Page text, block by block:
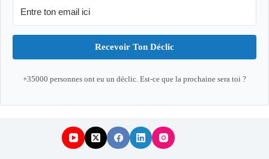
Recevoir Ton Déclic
+35000 personnes ont eu un déclic. Est-ce que la prochaine sera toi ?